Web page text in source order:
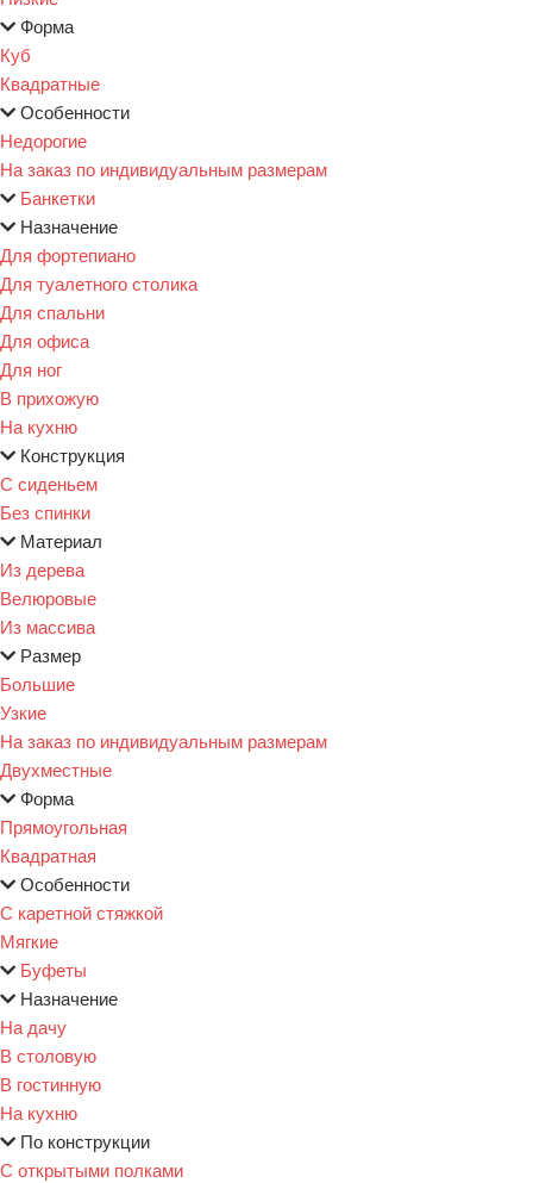
Форма
Куб
Квадратные
Особенности
Недорогие
На заказ по индивидуальным размерам
Банкетки
Назначение
Для фортепиано
Для туалетного столика
Для спальни
Для офиса
Для ног
В прихожую
На кухню
Конструкция
С сиденьем
Без спинки
Материал
Из дерева
Велюровые
Из массива
Размер
Большие
Узкие
На заказ по индивидуальным размерам
Двухместные
Форма
Прямоугольная
Квадратная
Особенности
С каретной стяжкой
Мягкие
Буфеты
Назначение
На дачу
В столовую
В гостинную
На кухню
По конструкции
С открытыми полками